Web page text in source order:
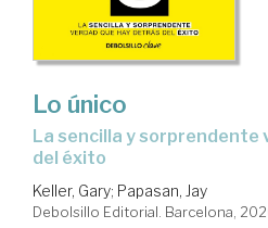
Lo único
La sencilla y sorprendente verdad que hay detrás
del éxito
Keller, Gary; Papasan, Jay
Debolsillo Editorial. Barcelona,